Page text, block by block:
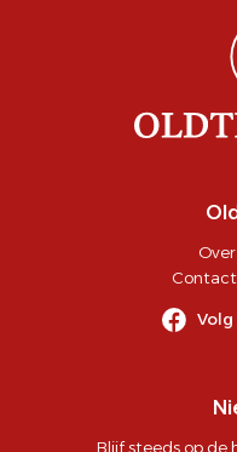
Blijf steeds op de